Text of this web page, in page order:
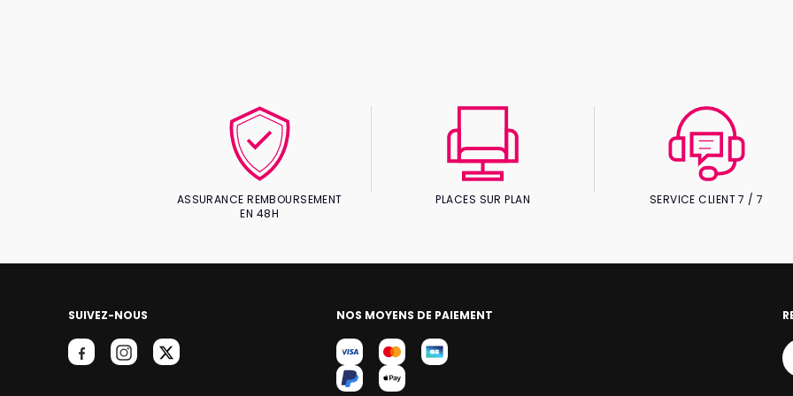
ASSURANCE REMBOURSEMENT
EN 48H
PLACES SUR PLAN SERVICE CLIENT 7 / 7
SUIVEZ-NOUS NOS MOYENS DE PAIEMENT